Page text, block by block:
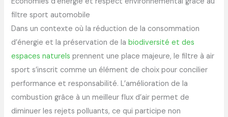
filtre sport automobile
Dans un contexte où la réduction de la consommation
d’énergie et la préservation de labiodiversité et des
espaces naturels prennent une place majeure, le filtre à air
sport s’inscrit comme un élément de choix pour concilier
performance et responsabilité. L’amélioration de la
combustion grâce à un meilleur flux d’air permet de
diminuer les rejets polluants, ce qui participe non